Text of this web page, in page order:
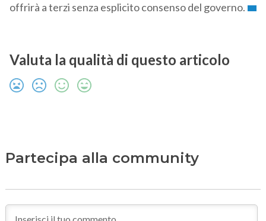
offrirà a terzi senza esplicito consenso del governo.
Valuta la qualità di questo articolo
Partecipa alla community